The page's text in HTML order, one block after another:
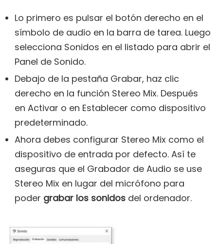
Lo primero es pulsar el botón derecho en el
símbolo de audio en la barra de tarea. Luego
selecciona Sonidos en el listado para abrir el
Panel de Sonido.
Debajo de la pestaña Grabar, haz clic
derecho en la función Stereo Mix. Después
en Activar o en Establecer como dispositivo
predeterminado.
Ahora debes configurar Stereo Mix como el
dispositivo de entrada por defecto. Así te
aseguras que el Grabador de Audio se use
Stereo Mix en lugar del micrófono para
poder grabar los sonidos del ordenador.